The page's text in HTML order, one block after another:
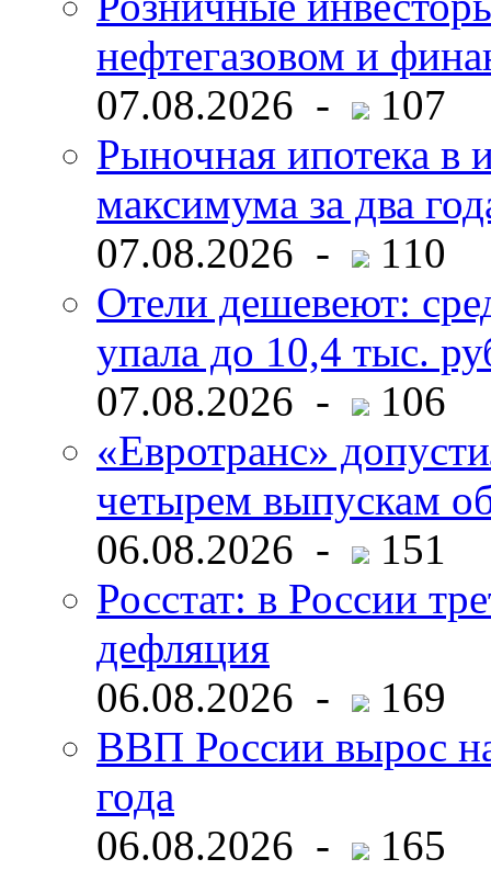
нефтегазовом и
07.08.2026 -
107
Рыночная ипотека в
максимума за два
07.08.2026 -
110
Отели дешевеют:
упала до 10,4 тыс.
07.08.2026 -
106
«Евротранс»
четырем выпускам
06.08.2026 -
151
Росстат: в России
дефляция
06.08.2026 -
169
ВВП России вырос
года
06.08.2026 -
165